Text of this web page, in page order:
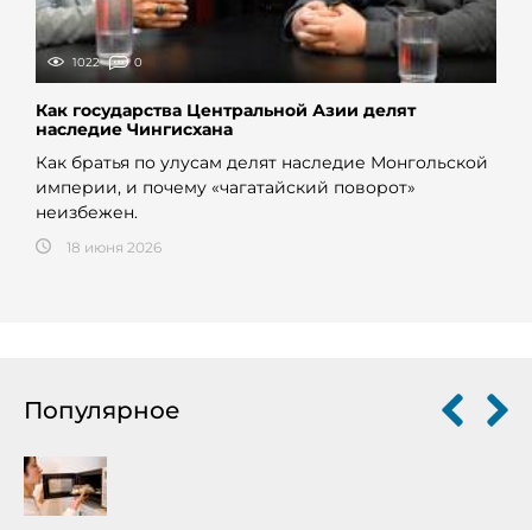
1022 0
Как государства Центральной Азии делят
наследие Чингисхана
Как братья по улусам делят наследие Монгольской
империи, и почему «чагатайский поворот»
неизбежен.
18 июня 2026
Популярное